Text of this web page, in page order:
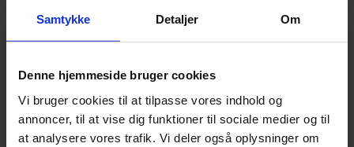
Samtykke Detaljer Om
Denne hjemmeside bruger cookies
Vi bruger cookies til at tilpasse vores indhold og
annoncer, til at vise dig funktioner til sociale medier og til
at analysere vores trafik. Vi deler også oplysninger om